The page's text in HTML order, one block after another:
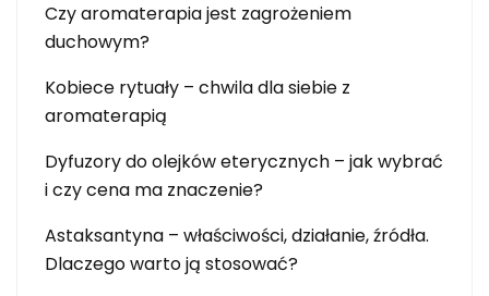
Czy aromaterapia jest zagrożeniem
duchowym?
Kobiece rytuały – chwila dla siebie z
aromaterapią
Dyfuzory do olejków eterycznych – jak wybrać
i czy cena ma znaczenie?
Astaksantyna – właściwości, działanie, źródła.
Dlaczego warto ją stosować?